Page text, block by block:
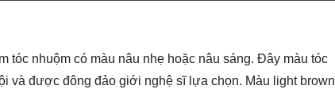
tóc nhuộm có màu nâu nhẹ hoặc nâu sáng. Đây màu tóc
và được đông đảo giới nghệ sĩ lựa chọn. Màu light brown